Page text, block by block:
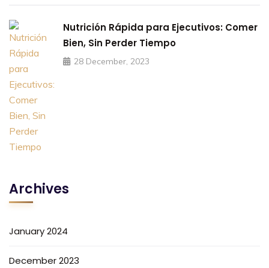
Nutrición Rápida para Ejecutivos: Comer
Bien, Sin Perder Tiempo
28 December, 2023
Archives
January 2024
December 2023